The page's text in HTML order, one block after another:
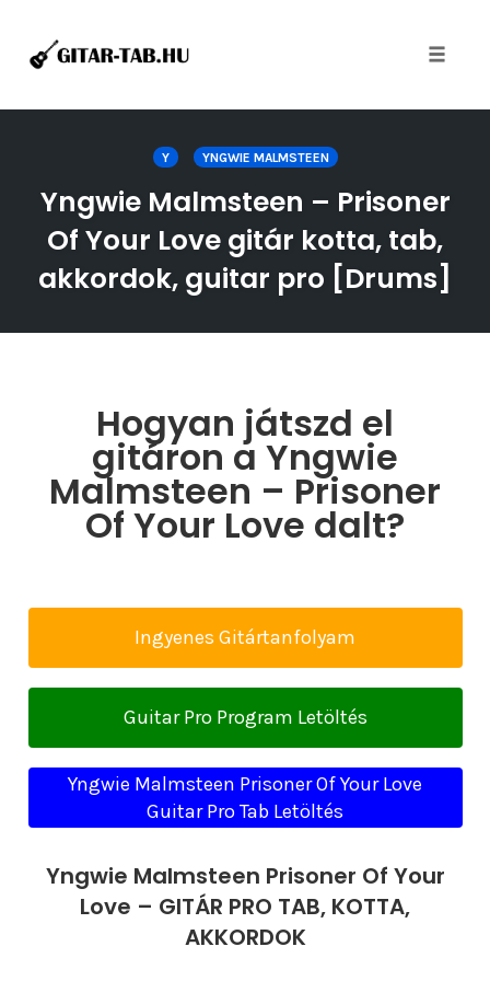
Y YNGWIE MALMSTEEN
Yngwie Malmsteen – Prisoner
Of Your Love gitár kotta, tab,
akkordok, guitar pro [Drums]
Hogyan játszd el
gitáron a Yngwie
Malmsteen – Prisoner
Of Your Love dalt?
Ingyenes Gitártanfolyam
Guitar Pro Program Letöltés
Yngwie Malmsteen Prisoner Of Your Love
Guitar Pro Tab Letöltés
Yngwie Malmsteen Prisoner Of Your
Love – GITÁR PRO TAB, KOTTA,
AKKORDOK